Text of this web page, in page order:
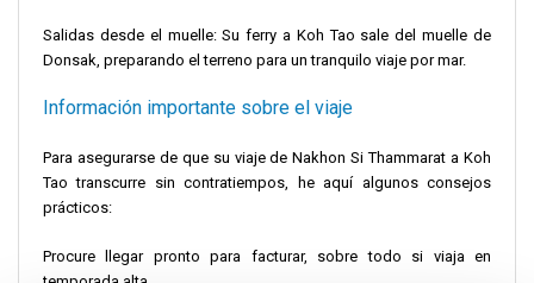
Salidas desde el muelle: Su ferry a Koh Tao sale del muelle de
Donsak, preparando el terreno para un tranquilo viaje por mar.
Información importante sobre el viaje
Para asegurarse de que su viaje de Nakhon Si Thammarat a Koh
Tao transcurre sin contratiempos, he aquí algunos consejos
prácticos:
Procure llegar pronto para facturar, sobre todo si viaja en